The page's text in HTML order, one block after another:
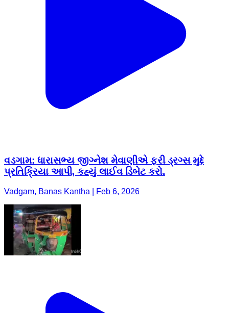
વડગામ: ધારાસભ્ય જીગ્નેશ મેવાણીએ ફરી ડ્રગ્સ મુદ્દે
પ્રતિક્રિયા આપી, કહ્યું લાઈવ ડિબેટ કરો.
Vadgam, Banas Kantha | Feb 6, 2026